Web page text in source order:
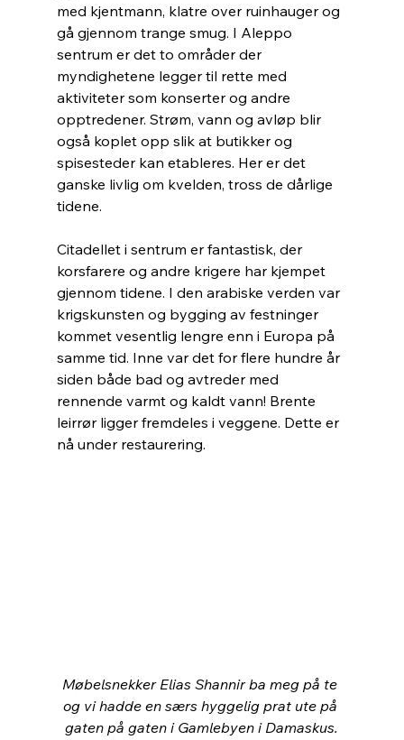
med kjentmann, klatre over ruinhauger og
gå gjennom trange smug. I Aleppo
sentrum er det to områder der
myndighetene legger til rette med
aktiviteter som konserter og andre
opptredener. Strøm, vann og avløp blir
også koplet opp slik at butikker og
spisesteder kan etableres. Her er det
ganske livlig om kvelden, tross de dårlige
tidene.
Citadellet i sentrum er fantastisk, der
korsfarere og andre krigere har kjempet
gjennom tidene. I den arabiske verden var
krigskunsten og bygging av festninger
kommet vesentlig lengre enn i Europa på
samme tid. Inne var det for flere hundre år
siden både bad og avtreder med
rennende varmt og kaldt vann! Brente
leirrør ligger fremdeles i veggene. Dette er
nå under restaurering.
Møbelsnekker Elias Shannir ba meg på te
og vi hadde en særs hyggelig prat ute på
gaten på gaten i Gamlebyen i Damaskus.